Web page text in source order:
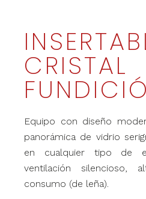
CRISTAL
Equipo con diseño
panorámica de vidrio
en cualquier tipo de
ventilación silencioso,
consumo (de leña).